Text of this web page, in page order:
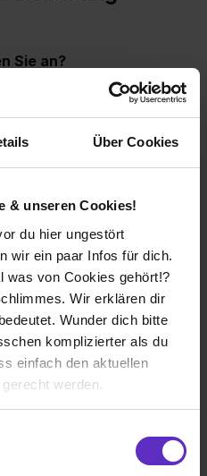
Über Cookies
& unseren Cookies!
du hier ungestört
wir ein paar Infos für dich.
was von Cookies gehört!?
Wir erklären dir
Wunder dich bitte
komplizierter als du
einfach den aktuellen
werden.
Sie an?
wir aus:
Sanitär- und
Gebäudetechnik
und Stahlbeton oder
Fachrichtung:
oder Straßenbau)
Zech Group richtig?
sich stets dessen
bereits den
Unabhängig